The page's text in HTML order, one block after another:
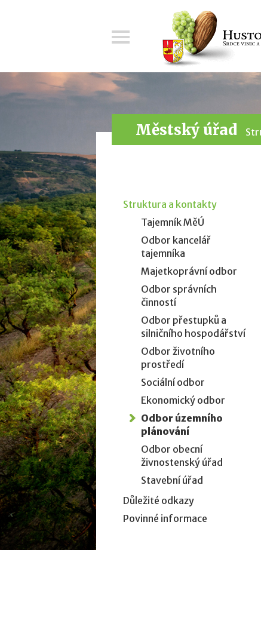
Městský úřad
Struktura a kontakty
Tajemník MěÚ
Odbor kancelář
tajemníka
Majetkoprávní odbor
Odbor správních
činností
Odbor přestupků a
silničního hospodářství
Odbor životního
prostředí
Sociální odbor
Ekonomický odbor
Odbor územního
plánování
Odbor obecní
živnostenský úřad
Stavební úřad
Důležité odkazy
Povinné informace